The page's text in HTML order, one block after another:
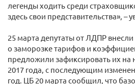
легенды ходить среди
здесь свои представительства», –
25 марта депутаты от ЛДПР
о заморозке тарифов и
предложили зафиксировать их
2017 года, с последующим
год. ЦБ 20 марта сообщил, что